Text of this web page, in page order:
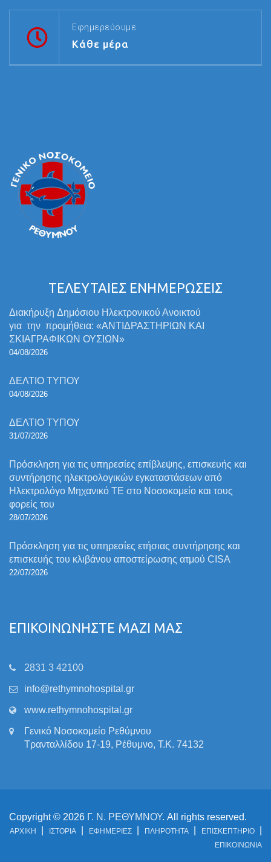
Εφημερεύουμε
Κάθε μέρα
ΤΕΛΕΥΤΑΙΕΣ ΕΝΗΜΕΡΩΣΕΙΣ
Διακήρυξη Δημόσιου Ηλεκτρονικού Ανοικτού
για την προμήθεια: «ΑΝΤΙΔΡΑΣΤΗΡΙΩΝ ΚΑΙ
ΣΚΙΑΓΡΑΦΙΚΩΝ ΟΥΣΙΩΝ»
04/08/2026
ΔΕΛΤΙΟ ΤΥΠΟΥ
04/08/2026
ΔΕΛΤΙΟ ΤΥΠΟΥ
31/07/2026
Πρόσκληση για τις υπηρεσίες επίβλεψης, επισκευής και
συντήρησης ηλεκτρολογικών εγκαταστάσεων από
Ηλεκτρολόγο Μηχανικό ΤΕ στο Νοσοκομείο και τους
φορείς του
28/07/2026
Πρόσκληση για τις υπηρεσίες ετήσιας συντήρησης και
επισκευής του κλιβάνου αποστείρωσης ατμού CISA
22/07/2026
ΕΠΙΚΟΙΝΩΝΗΣΤΕ ΜΑΖΙ ΜΑΣ
2831 3 42100
info@rethymnohospital.gr
www.rethymnohospital.gr
Γενικό Νοσοκομείο Ρεθύμνου
Τρανταλλίδου 17-19, Ρέθυμνο, Τ.Κ. 74132
Copyright © 2026 Γ. Ν. ΡΕΘΥΜΝΟΥ. All rights reserved.
ΑΡΧΙΚΗ ΙΣΤΟΡΙΑ ΕΦΗΜΕΡΙΕΣ ΠΛΗΡΟΤΗΤΑ
ΕΠΙΣΚΕΠΤΗΡΙΟ
ΕΠΙΚΟΙΝΩΝΙΑ